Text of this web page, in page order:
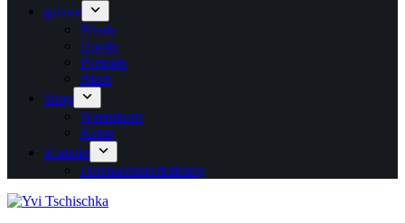
galerie
Pferde
Hunde
Portraits
Paare
Shop
Warenkorb
Kasse
Kontakt
Datenschutzerklärung